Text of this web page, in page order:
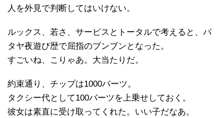
人を外見で判断してはいけない。
ルックス、若さ、サービスとトータルで考えると、パ
タヤ夜遊び歴で屈指のブンブンとなった。
すごいね、こりゃあ。大当たりだ。
約束通り、チップは1000バーツ。
タクシー代として100バーツを上乗せしておく。
彼女は素直に受け取ってくれた。いい子だなあ。